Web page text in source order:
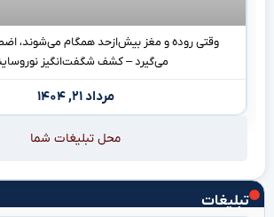
تبلیغات
وقتی روده و مغز بیش‌ازحد همگام می‌شوند،
می‌گیرد – کشف شگفت‌انگیز
مرداد ۲۱, ۱۴۰۴
محل تبلیغات شما